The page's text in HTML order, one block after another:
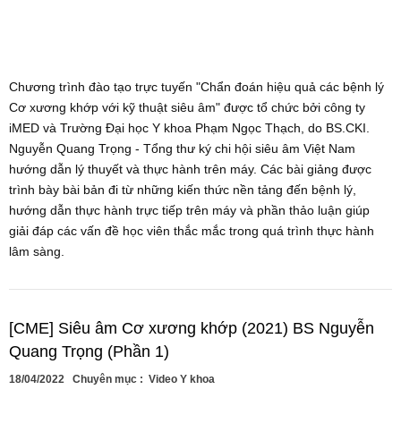
Chương trình đào tạo trực tuyến "Chẩn đoán hiệu quả các bệnh lý
Cơ xương khớp với kỹ thuật siêu âm" được tổ chức bởi công ty
iMED và Trường Đại học Y khoa Phạm Ngọc Thạch, do BS.CKI.
Nguyễn Quang Trọng - Tổng thư ký chi hội siêu âm Việt Nam
hướng dẫn lý thuyết và thực hành trên máy. Các bài giảng được
trình bày bài bản đi từ những kiến thức nền tảng đến bệnh lý,
hướng dẫn thực hành trực tiếp trên máy và phần thảo luận giúp
giải đáp các vấn đề học viên thắc mắc trong quá trình thực hành
lâm sàng.
[CME] Siêu âm Cơ xương khớp (2021) BS Nguyễn
Quang Trọng (Phần 1)
18/04/2022 Chuyên mục : Video Y khoa